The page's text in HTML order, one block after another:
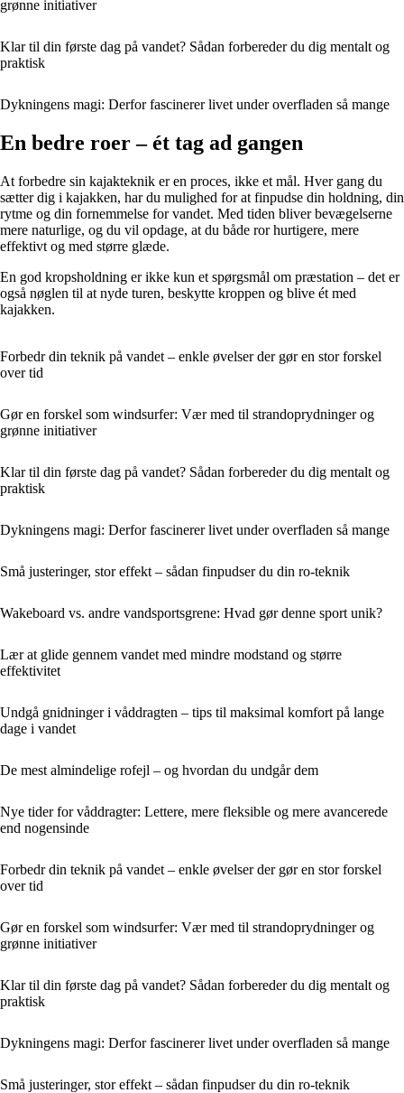
grønne initiativer
Klar til din første dag på vandet? Sådan forbereder du dig mentalt og
praktisk
Dykningens magi: Derfor fascinerer livet under overfladen så mange
En bedre roer – ét tag ad gangen
At forbedre sin kajakteknik er en proces, ikke et mål. Hver gang du
sætter dig i kajakken, har du mulighed for at finpudse din holdning, din
rytme og din fornemmelse for vandet. Med tiden bliver bevægelserne
mere naturlige, og du vil opdage, at du både ror hurtigere, mere
effektivt og med større glæde.
En god kropsholdning er ikke kun et spørgsmål om præstation – det er
også nøglen til at nyde turen, beskytte kroppen og blive ét med
kajakken.
Forbedr din teknik på vandet – enkle øvelser der gør en stor forskel
over tid
Gør en forskel som windsurfer: Vær med til strandoprydninger og
grønne initiativer
Klar til din første dag på vandet? Sådan forbereder du dig mentalt og
praktisk
Dykningens magi: Derfor fascinerer livet under overfladen så mange
Små justeringer, stor effekt – sådan finpudser du din ro-teknik
Wakeboard vs. andre vandsportsgrene: Hvad gør denne sport unik?
Lær at glide gennem vandet med mindre modstand og større
effektivitet
Undgå gnidninger i våddragten – tips til maksimal komfort på lange
dage i vandet
De mest almindelige rofejl – og hvordan du undgår dem
Nye tider for våddragter: Lettere, mere fleksible og mere avancerede
end nogensinde
Forbedr din teknik på vandet – enkle øvelser der gør en stor forskel
over tid
Gør en forskel som windsurfer: Vær med til strandoprydninger og
grønne initiativer
Klar til din første dag på vandet? Sådan forbereder du dig mentalt og
praktisk
Dykningens magi: Derfor fascinerer livet under overfladen så mange
Små justeringer, stor effekt – sådan finpudser du din ro-teknik